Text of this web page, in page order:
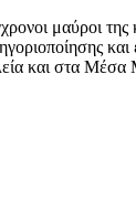
μαύροι
και
και στα